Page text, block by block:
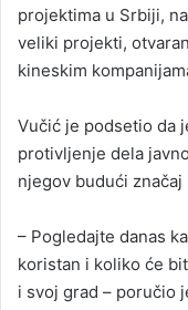
projektima u Srbiji,
veliki projekti,
kineskim
Vučić je podsetio da
protivljenje dela
njegov budući
– Pogledajte danas
koristan i koliko će
i svoj grad – poručio